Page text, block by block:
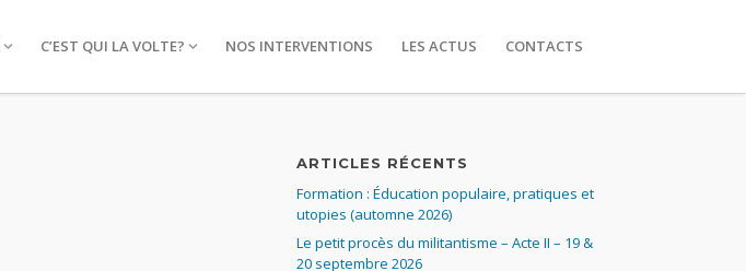
C’EST QUI LA VOLTE? NOS INTERVENTIONS LES ACTUS CONTACTS
ARTICLES RÉCENTS
Formation : Éducation populaire, pratiques et
utopies (automne 2026)
Le petit procès du militantisme – Acte II – 19 &
20 septembre 2026